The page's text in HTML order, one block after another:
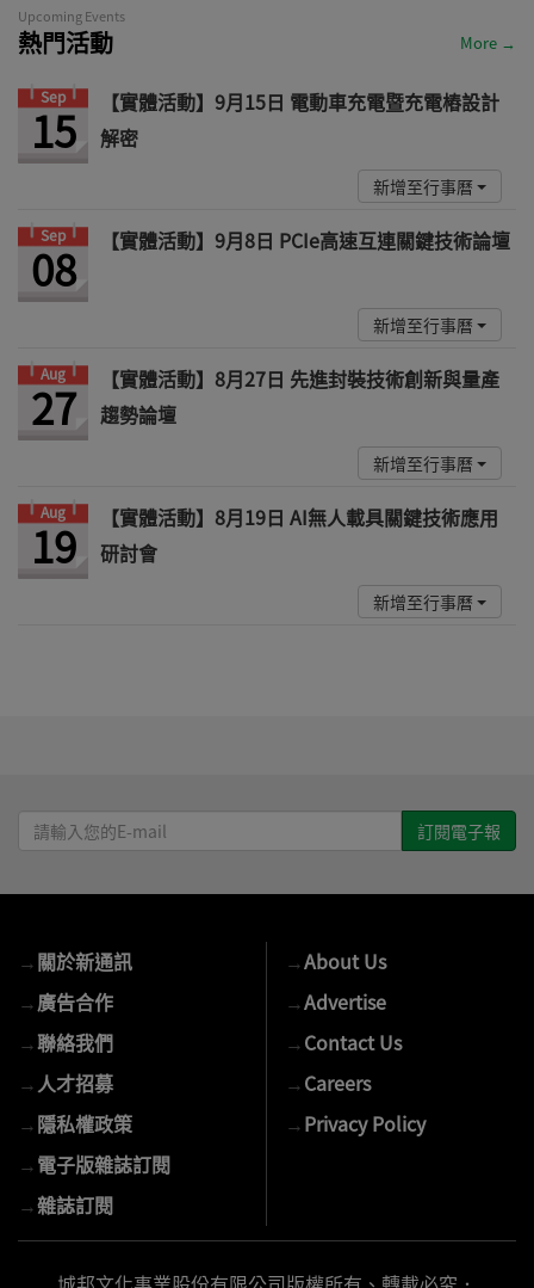
Upcoming Events
熱門活動 More →
Sep
15
【實體活動】9月15日 電動車充電暨充電樁設計
解密
新增至行事曆
Sep
08 【實體活動】9月8日 PCIe高速互連關鍵技術論壇
新增至行事曆
Aug
27
【實體活動】8月27日 先進封裝技術創新與量產
趨勢論壇
新增至行事曆
Aug
19
【實體活動】8月19日 AI無人載具關鍵技術應用
研討會
新增至行事曆
請
輸
E-
mail
→關於新通訊
→廣告合作
→聯絡我們
→ 人才招募
→隱私權政策
→電子版雜誌訂閱
→雜誌訂閱
→About Us
→Advertise
→Contact Us
→Careers
→Privacy Policy